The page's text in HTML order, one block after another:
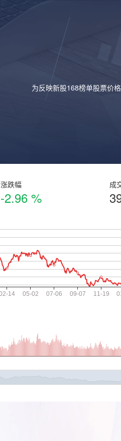
为反映新股168榜单股票价
涨跌幅
-2.96 %
成